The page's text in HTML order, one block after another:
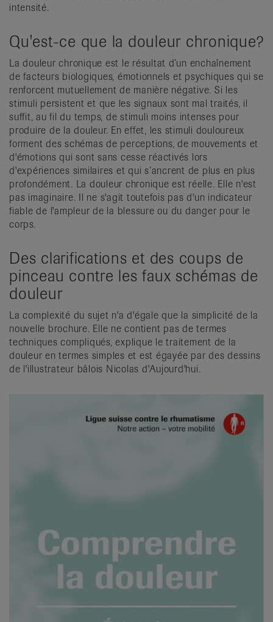
intensité.
Qu'est-ce que la douleur chronique?
La douleur chronique est le résultat d’un enchaînement
de facteurs biologiques, émotionnels et psychiques qui se
renforcent mutuellement de manière négative. Si les
stimuli persistent et que les signaux sont mal traités, il
suffit, au fil du temps, de stimuli moins intenses pour
produire de la douleur. En effet, les stimuli douloureux
forment des schémas de perceptions, de mouvements et
d'émotions qui sont sans cesse réactivés lors
d'expériences similaires et qui s’ancrent de plus en plus
profondément. La douleur chronique est réelle. Elle n'est
pas imaginaire. Il ne s'agit toutefois pas d'un indicateur
fiable de l'ampleur de la blessure ou du danger pour le
corps.
Des clarifications et des coups de
pinceau contre les faux schémas de
douleur
La complexité du sujet n'a d'égale que la simplicité de la
nouvelle brochure. Elle ne contient pas de termes
techniques compliqués, explique le traitement de la
douleur en termes simples et est égayée par des dessins
de l'illustrateur bâlois Nicolas d'Aujourd'hui.